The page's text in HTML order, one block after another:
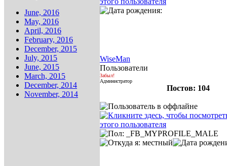
June, 2016
May, 2016
April, 2016
February, 2016
December, 2015
July, 2015
June, 2015
March, 2015
December, 2014
November, 2014
WiseMan
Пользователи
Забыл!
Администратор
Постов: 104